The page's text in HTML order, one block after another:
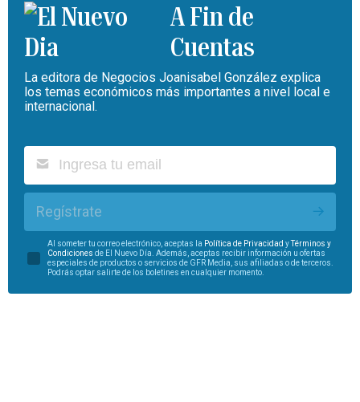
A Fin de
Cuentas
La editora de Negocios Joanisabel González explica
los temas económicos más importantes a nivel local e
internacional.
Regístrate
Al someter tu correo electrónico, aceptas la Política de Privacidad yTérminos y
Condiciones de El Nuevo Día. Además, aceptas recibir información u ofertas
especiales de productos o servicios de GFR Media, sus afiliadas o de terceros.
Podrás optar salirte de los boletines en cualquier momento.